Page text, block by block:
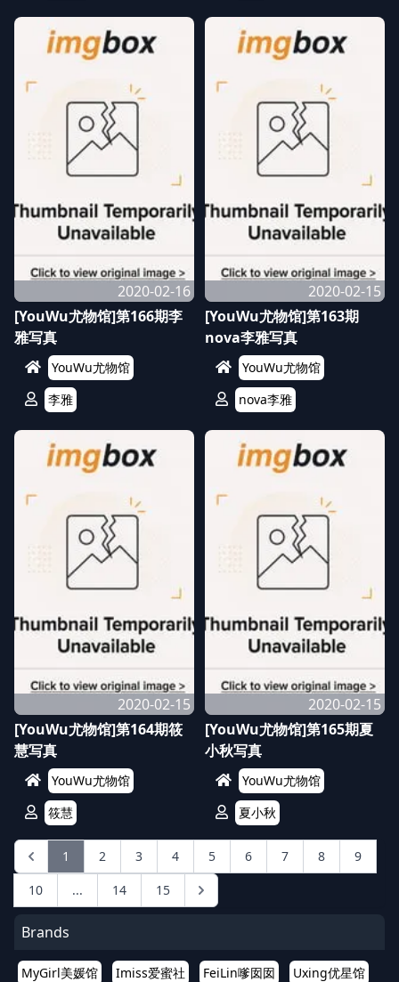
2020-02-16
[YouWu尤物馆]第166期李
雅写真
YouWu尤物馆
李雅
2020-02-15
[YouWu尤物馆]第163期
nova李雅写真
YouWu尤物馆
nova李雅
2020-02-15
[YouWu尤物馆]第164期筱
慧写真
YouWu尤物馆
筱慧
2020-02-15
[YouWu尤物馆]第165期夏
小秋写真
YouWu尤物馆
夏小秋
1 2 3 4 5 6 7 8
9
10
... 14 15
Brands
MyGirl美媛馆 Imiss爱蜜社 FeiLin嗲囡囡 Uxing优星馆